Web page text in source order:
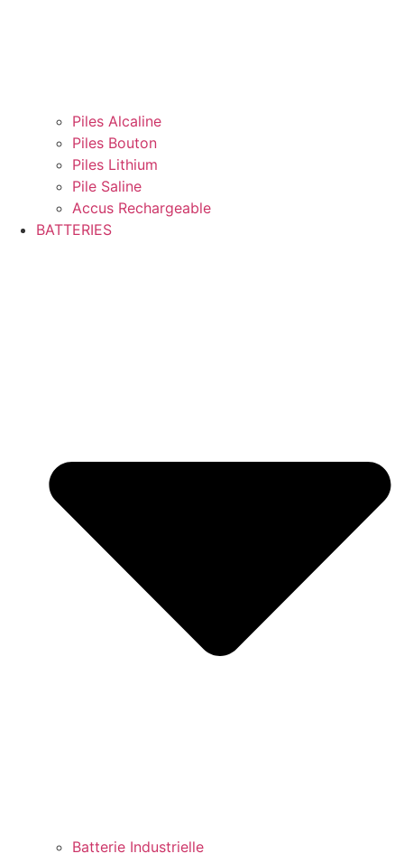
Piles Alcaline
Piles Bouton
Piles Lithium
Pile Saline
Accus Rechargeable
BATTERIES
Batterie Industrielle